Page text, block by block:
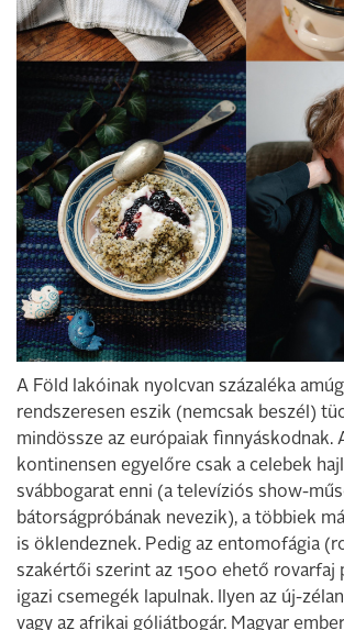
A Föld lakóinak nyolcvan százaléka
rendszeresen eszik (nemcsak beszél)
mindössze az európaiak finnyáskodnak.
kontinensen egyelőre csak a celebek
svábbogarat enni (a televíziós show-
bátorságpróbának nevezik), a többiek
is öklendeznek. Pedig az entomofágia
szakértői szerint az 1500 ehető rovarfaj
igazi csemegék lapulnak. Ilyen az új-
vagy az afrikai góliátbogár. Magyar